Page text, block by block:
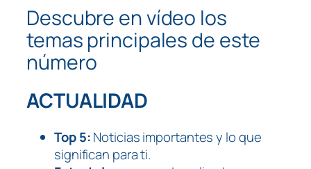
Descubre en vídeo los
temas principales de este
número
ACTUALIDAD
Top 5:Noticias importantes y lo que
significan para ti.